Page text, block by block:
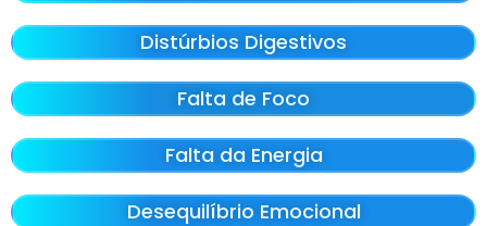
Distúrbios Digestivos
Falta de Foco
Falta da Energia
Desequilíbrio Emocional